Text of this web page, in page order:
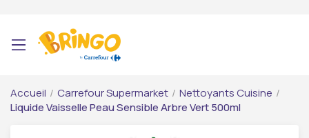
Accueil / Carrefour Supermarket / Nettoyants Cuisine /
Liquide Vaisselle Peau Sensible Arbre Vert 500ml